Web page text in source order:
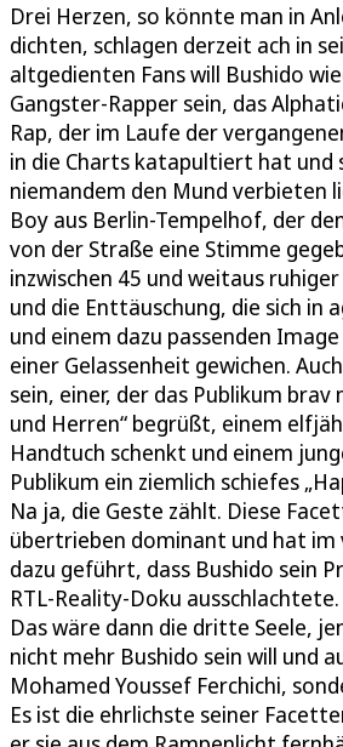
Drei Herzen, so könnte man in
dichten, schlagen derzeit ach in
altgedienten Fans will Bushido
Gangster-Rapper sein, das
Rap, der im Laufe der
in die Charts katapultiert hat und
niemandem den Mund verbieten
Boy aus Berlin-Tempelhof, der
von der Straße eine Stimme
inzwischen 45 und weitaus
und die Enttäuschung, die sich in
und einem dazu passenden
einer Gelassenheit gewichen.
sein, einer, der das Publikum brav
und Herren“ begrüßt, einem
Handtuch schenkt und einem
Publikum ein ziemlich schiefes
Na ja, die Geste zählt. Diese
übertrieben dominant und hat im
dazu geführt, dass Bushido sein
RTL-Reality-Doku
Das wäre dann die dritte Seele,
nicht mehr Bushido sein will und
Mohamed Youssef Ferchichi,
Es ist die ehrlichste seiner